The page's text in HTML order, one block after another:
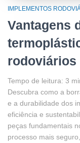
IMPLEMENTOS
Vantagens
rodoviários
Tempo de leitura: 3
Descubra como a
e a durabilidade dos
eficiência e
peças fundamentais
processo mais